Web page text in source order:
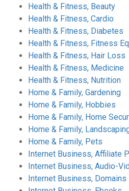
Health & Fitness, Beauty
Health & Fitness, Cardio
Health & Fitness, Diabetes
Health & Fitness, Fitness
Health & Fitness, Hair Loss
Health & Fitness, Medicine
Health & Fitness, Nutrition
Home & Family, Gardening
Home & Family, Hobbies
Home & Family, Home
Home & Family,
Home & Family, Pets
Internet Business, Affiliate
Internet Business, Audio-
Internet Business, Domains